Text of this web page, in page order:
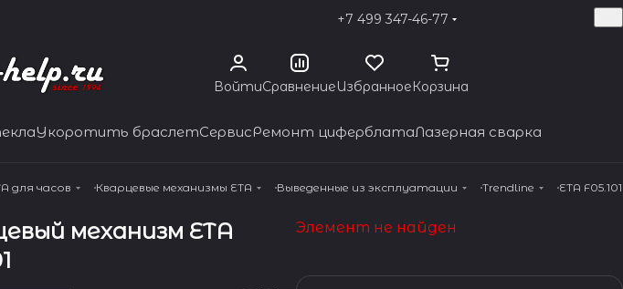
+7 499 347-46-77
ВойтиСравнениеИзбранноеКорзина
Укоротить браслетСервисРемонт циферблатаЛазерная сварка
для часов Кварцевые механизмы ETA Выведенные из эксплуатации Trendline ETA F05.101
механизм ETA
Элемент не найден